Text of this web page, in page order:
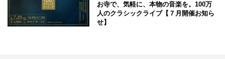
お寺で、気軽に、本物の音楽を。100万
人のクラシックライブ【７月開催お知ら
せ】